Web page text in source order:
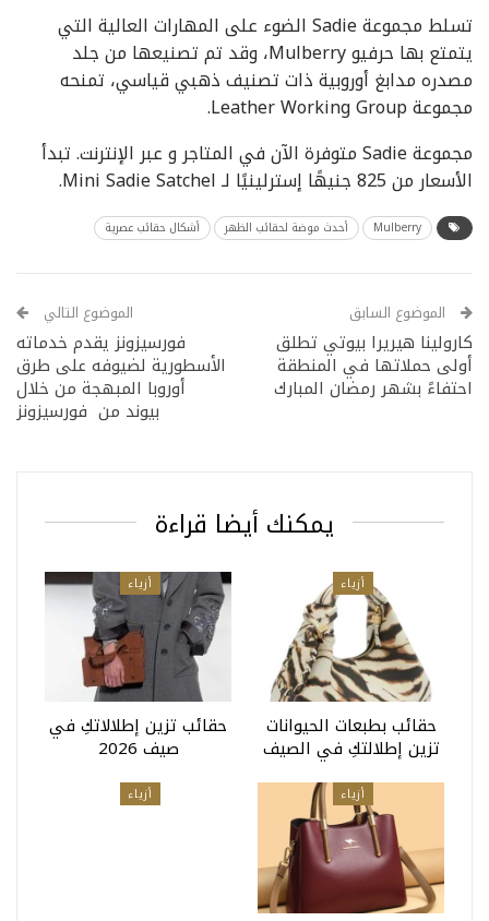
تسلط مجموعة Sadie الضوء على المهارات العالية التي
يتمتع بها حرفيو Mulberry، وقد تم تصنيعها من جلد
مصدره مدابغ أوروبية ذات تصنيف ذهبي قياسي، تمنحه
مجموعة Leather Working Group.
مجموعة Sadie متوفرة الآن في المتاجر و عبر الإنترنت. تبدأ
الأسعار من 825 جنيهًا إسترلينيًا لـ Mini Sadie Satchel.
Mulberry أحدث موضة لحقائب الظهر أشكال حقائب عصرية
الموضوع السابق
كارولينا هيريرا بيوتي تطلق
أولى حملاتها في المنطقة
احتفاءً بشهر رمضان المبارك
الموضوع التالي
فورسيزونز يقدم خدماته
الأسطورية لضيوفه على طرق
أوروبا المبهجة من خلال
بيوند من فورسيزونز
يمكنك أيضا قراءة
أزياء
حقائب بطبعات الحيوانات
تزين إطلالتكِ في الصيف
أزياء
حقائب تزين إطلالاتكِ في
صيف 2026
أزياء أزياء